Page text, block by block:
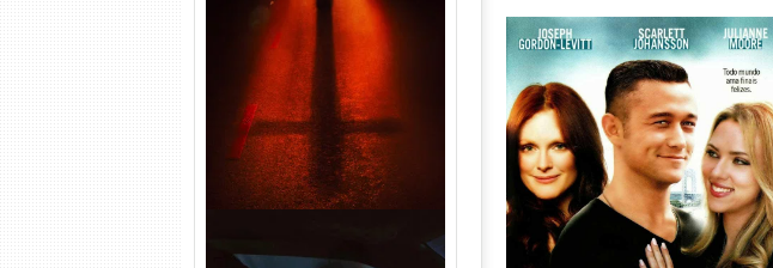
Passageiro do Mal Torrent
(2026) WEB-DL 1080p Dual
Áudio